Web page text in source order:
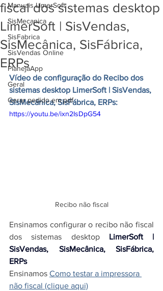
Manuais LimerSoft
SisMecanica
SisFabrica
SisVendas Online
PlanejaApp
Geral
Gerar pedido em pdf
fiscal dos sistemas desktop
LimerSoft | SisVendas,
SisMecânica, SisFábrica,
ERPs
Vídeo de configuração do Recibo dos
sistemas desktop LimerSoft | SisVendas,
SisMecânica, SisFábrica, ERPs:
https://youtu.be/ixn2IsDpG54
Recibo não fiscal
Ensinamos configurar o recibo não fiscal
dos sistemas desktop LimerSoft |
SisVendas, SisMecânica, SisFábrica,
ERPs
Ensinamos Como testar a impressora
não fiscal (clique aqui)